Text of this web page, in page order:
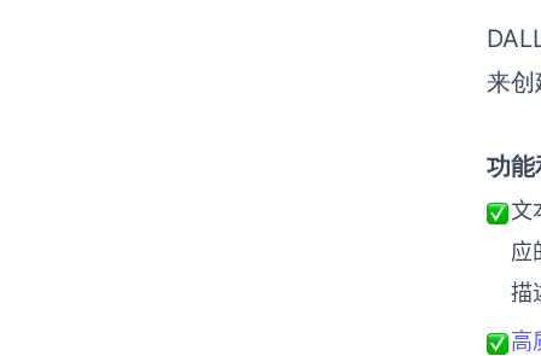
来
功能
文
应
描
高